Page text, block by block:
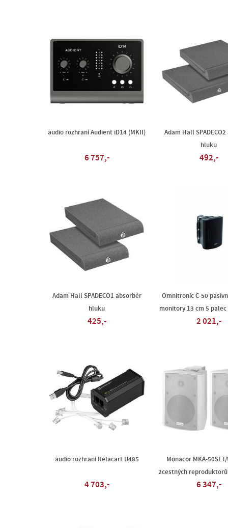
audio rozhraní Audient iD14 (MKII)
6 757,-
Adam Hall
hluku
492,-
Adam Hall SPADECO1 absorbér
hluku
425,-
Omnitronic C-50
monitory 13 cm 5 palec
2 021,-
audio rozhraní Relacart U485
4 703,-
Monacor MKA-
2cestných reproduktorů
6 347,-